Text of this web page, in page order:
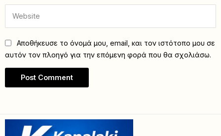
Αποθήκευσε το όνομά μου, email, και τον ιστότοπο μου σε
αυτόν τον πλοηγό για την επόμενη φορά που θα σχολιάσω.